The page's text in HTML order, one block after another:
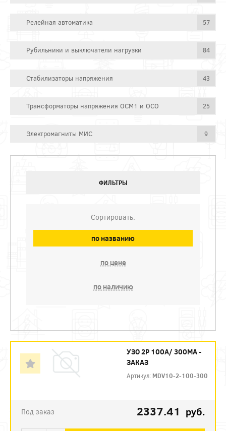
Релейная автоматика 57
Рубильники и выключатели нагрузки 84
Стабилизаторы напряжения 43
Трансформаторы напряжения ОСМ1 и ОСО 25
Электромагниты МИС 9
ФИЛЬТРЫ
Сортировать:
по названию
по цене
по наличию
УЗО 2P 100А/ 300МА -
ЗАКАЗ
Артикул: MDV10-2-100-300
Под заказ 2337.41 руб.